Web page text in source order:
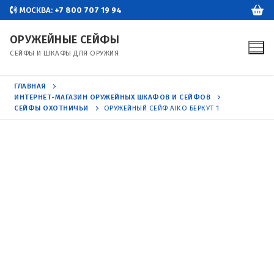
Перейти
содержимому
МОСКВА: +7 800 707 19 94
ОРУЖЕЙНЫЕ СЕЙФЫ
СЕЙФЫ И ШКАФЫ ДЛЯ ОРУЖИЯ
ГЛАВНАЯ
ИНТЕРНЕТ-МАГАЗИН ОРУЖЕЙНЫХ ШКАФОВ И СЕЙФОВ
СЕЙФЫ ОХОТНИЧЬИ
ОРУЖЕЙНЫЙ СЕЙФ AIKO БЕРКУТ 1